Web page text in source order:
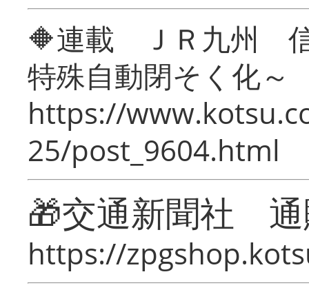
🔶連載 ＪＲ九州 信
特殊自動閉そく化～
https://
25/post_9604.html
🎁交通新聞社
https://